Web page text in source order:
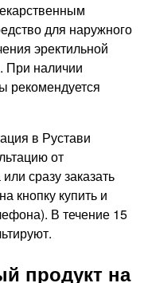
для наружного
эректильной
При наличии
рекомендуется
в Рустави
от
сразу заказать
кнопку купить и
В течение 15